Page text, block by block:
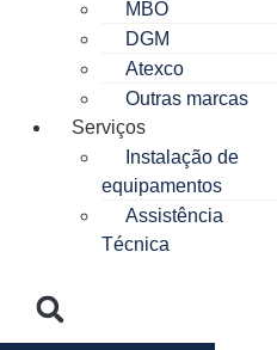
MBO
DGM
Atexco
Outras marcas
Serviços
Instalação de
equipamentos
Assistência
Técnica